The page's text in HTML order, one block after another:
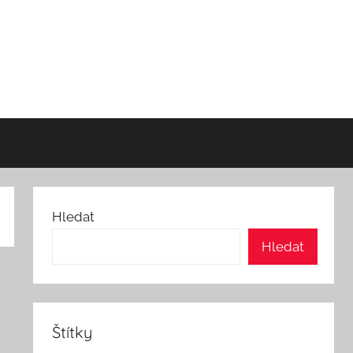
Hledat
Hledat
Štítky